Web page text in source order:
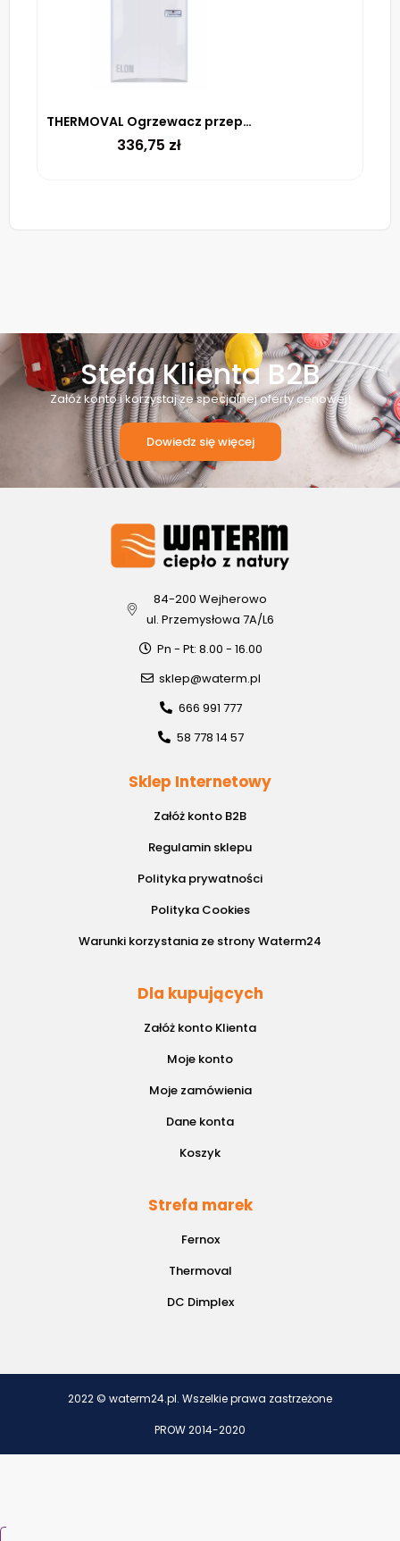
THERMOVAL Ogrzewacz przepływowy ELON 3,5kW 3500 W
336,75 zł
Stefa Klienta B2B
Załóż konto i korzystaj ze specjalnej oferty cenowej!
Dowiedz się więcej
84-200 Wejherowo
ul. Przemysłowa 7A/L6
Pn - Pt: 8.00 - 16.00
sklep@waterm.pl
666 991 777
58 778 14 57
Sklep Internetowy
Załóż konto B2B
Regulamin sklepu
Polityka prywatności
Polityka Cookies
Warunki korzystania ze strony Waterm24
Dla kupujących
Załóż konto Klienta
Moje konto
Moje zamówienia
Dane konta
Koszyk
Strefa marek
Fernox
Thermoval
DC Dimplex
2022 © waterm24.pl. Wszelkie prawa zastrzeżone
PROW 2014-2020